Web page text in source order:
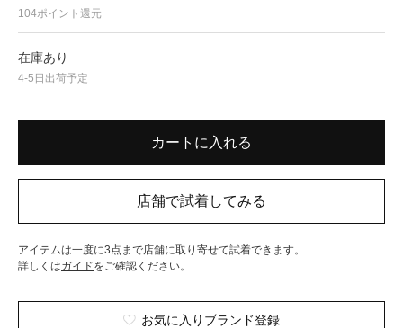
104ポイント還元
在庫あり
4-5日出荷予定
アイテムは一度に3点まで店舗に取り寄せて試着できます。
詳しくはガイドをご確認ください。
お気に入りブランド登録